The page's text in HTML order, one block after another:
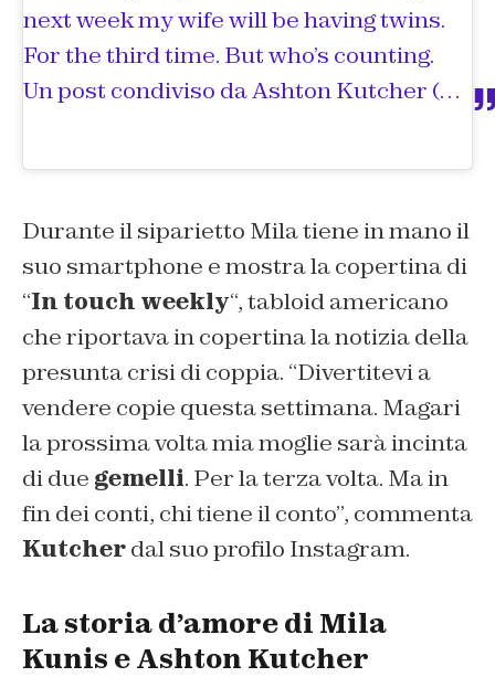
next week my wife will be having twins.
For the third time. But who’s counting.
Un post condiviso daAshton Kutcher (@aplusk) in data:
Durante il siparietto Mila tiene in mano il
suo smartphone e mostra la copertina di
“In touch weekly“, tabloid americano
che riportava in copertina la notizia della
presunta crisi di coppia. “Divertitevi a
vendere copie questa settimana. Magari
la prossima volta mia moglie sarà incinta
di due gemelli. Per la terza volta. Ma in
fin dei conti, chi tiene il conto”, commenta
Kutcherdal suo profilo Instagram.
La storia d’amore di Mila
Kunis e Ashton Kutcher